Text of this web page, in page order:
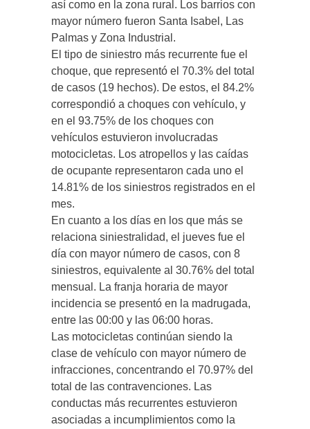
así como en la zona rural. Los barrios con
mayor número fueron Santa Isabel, Las
Palmas y Zona Industrial.
El tipo de siniestro más recurrente fue el
choque, que representó el 70.3% del total
de casos (19 hechos). De estos, el 84.2%
correspondió a choques con vehículo, y
en el 93.75% de los choques con
vehículos estuvieron involucradas
motocicletas. Los atropellos y las caídas
de ocupante representaron cada uno el
14.81% de los siniestros registrados en el
mes.
En cuanto a los días en los que más se
relaciona siniestralidad, el jueves fue el
día con mayor número de casos, con 8
siniestros, equivalente al 30.76% del total
mensual. La franja horaria de mayor
incidencia se presentó en la madrugada,
entre las 00:00 y las 06:00 horas.
Las motocicletas continúan siendo la
clase de vehículo con mayor número de
infracciones, concentrando el 70.97% del
total de las contravenciones. Las
conductas más recurrentes estuvieron
asociadas a incumplimientos como la